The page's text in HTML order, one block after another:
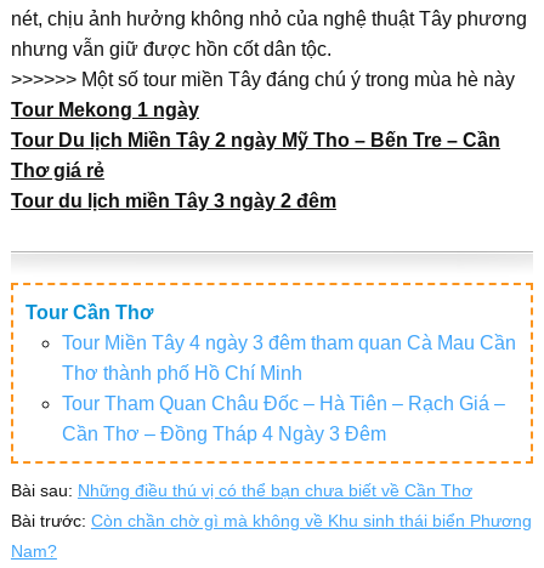
nét, chịu ảnh hưởng không nhỏ của nghệ thuật Tây phương
nhưng vẫn giữ được hồn cốt dân tộc.
>>>>>> Một số tour miền Tây đáng chú ý trong mùa hè này
Tour Mekong 1 ngày
Tour Du lịch Miền Tây 2 ngày Mỹ Tho – Bến Tre – Cần
Thơ giá rẻ
Tour du lịch miền Tây 3 ngày 2 đêm
Tour Cần Thơ
Tour Miền Tây 4 ngày 3 đêm tham quan Cà Mau Cần
Thơ thành phố Hồ Chí Minh
Tour Tham Quan Châu Đốc – Hà Tiên – Rạch Giá –
Cần Thơ – Đồng Tháp 4 Ngày 3 Đêm
Bài sau: Những điều thú vị có thể bạn chưa biết về Cần Thơ
Bài trước: Còn chần chờ gì mà không về Khu sinh thái biển Phương
Nam?